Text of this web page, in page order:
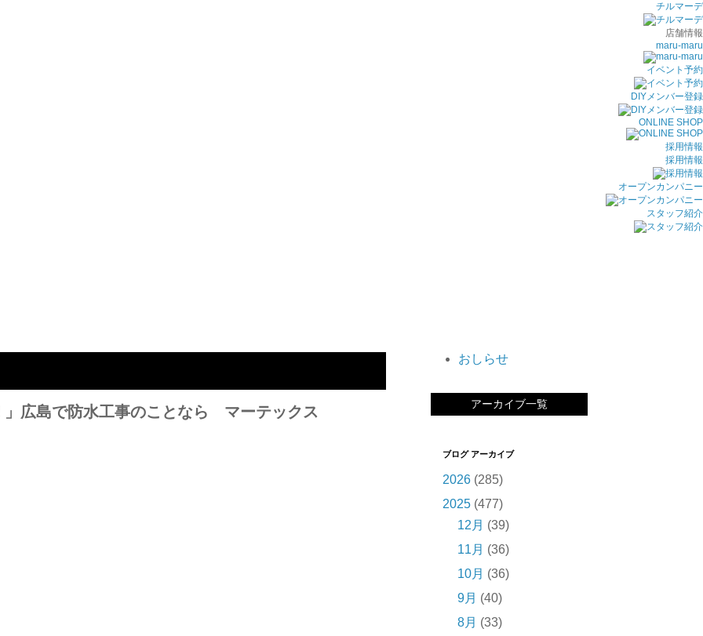
チルマーデ
店舗情報
maru-maru
イベント予約
DIYメンバー登録
ONLINE SHOP
採用情報
採用情報
オープンカンパニー
スタッフ紹介
」広島で防水工事のことなら マーテックス
おしらせ
アーカイブ一覧
ブログ アーカイブ
2026 (285)
2025 (477)
12月 (39)
11月 (36)
10月 (36)
9月 (40)
8月 (33)